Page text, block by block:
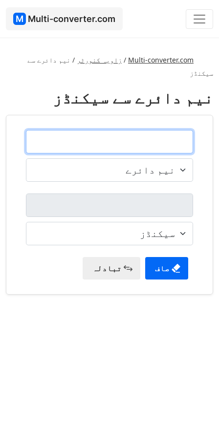
M Multi-converter.com
Multi-converter.com
/ زاویہ کنورٹر / نیم دائرے سے
سیکنڈز
نیم دائرے سے سیکنڈز
صاف تبادلہ